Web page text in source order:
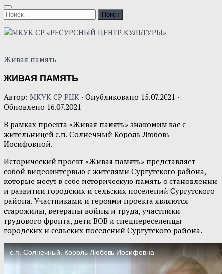
Найти:
Живая память
ЖИВАЯ ПАМЯТЬ
Автор: МКУК СР РЦК · Опубликовано 15.07.2021 ·
Обновлено 16.07.2021
В рамках проекта «Живая память» знакомим вас с
жительницей с.п. Солнечный Король Любовь
Иосифовной.
Исторический проект «Живая память» представляет
собой видеоинтервью с жителями Сургутского района,
которые несут в себе историческую память о становлении
и развитии городских и сельских поселений Сургутского
района. Участниками и героями проекта являются
старожилы, ветераны войны и труда, участники
трудового фронта, дети ВОВ и спецпереселенцы
городских и сельских поселений Сургутского района.